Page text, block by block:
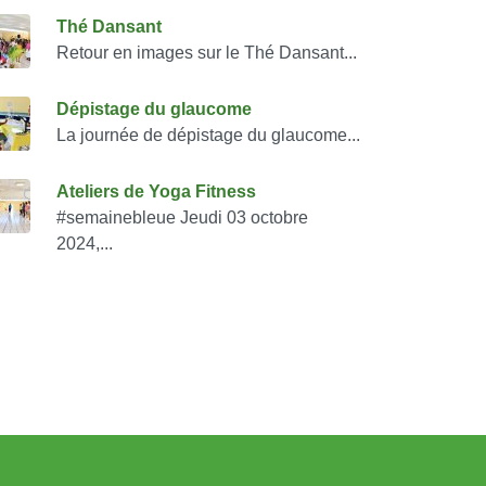
également
Thé Dansant
Retour en images sur le Thé Dansant...
Dépistage du glaucome
La journée de dépistage du glaucome...
Ateliers de Yoga Fitness
#semainebleue Jeudi 03 octobre
2024,...